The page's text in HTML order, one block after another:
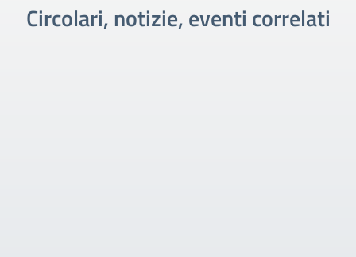
Circolari, notizie, eventi correlati